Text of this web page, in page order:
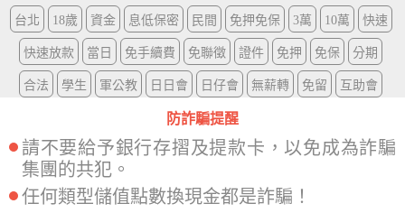
台北 18歲 資金 息低保密 民間 免押免保 3萬 10萬 快速
快速放款 當日 免手續費 免聯徵 證件 免押 免保 分期
合法 學生 軍公教 日日會 日仔會 無薪轉 免留 互助會
防詐騙提醒
請不要給予銀行存摺及提款卡，以免成為詐騙
集團的共犯。
任何類型儲值點數換現金都是詐騙！